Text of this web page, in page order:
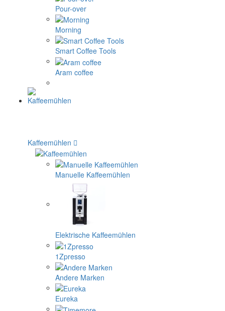
Pour-over
Morning
Smart Coffee Tools
Aram coffee
Kaffeemühlen
Manuelle Kaffeemühlen
Elektrische Kaffeemühlen
1Zpresso
Andere Marken
Eureka